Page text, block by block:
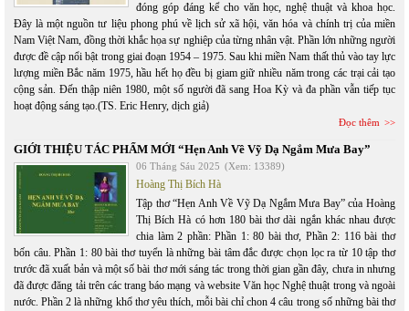
đóng góp đáng kể cho văn học, nghệ thuật và khoa học.
Đây là một nguồn tư liệu phong phú về lịch sử xã hội, văn hóa và chính trị của miền
Nam Việt Nam, đồng thời khắc họa sự nghiệp của từng nhân vật. Phần lớn những người
được đề cập nổi bật trong giai đoạn 1954 – 1975. Sau khi miền Nam thất thủ vào tay lực
lượng miền Bắc năm 1975, hầu hết họ đều bị giam giữ nhiều năm trong các trại cải tạo
cộng sản. Đến thập niên 1980, một số người đã sang Hoa Kỳ và đa phần vẫn tiếp tục
hoạt động sáng tạo.(TS. Eric Henry, dịch giả)
Đọc thêm
GIỚI THIỆU TÁC PHẨM MỚI “Hẹn Anh Về Vỹ Dạ Ngắm Mưa Bay”
06 Tháng Sáu 2025 (Xem: 13389)
Hoàng Thị Bích Hà
Tập thơ “Hẹn Anh Về Vỹ Dạ Ngắm Mưa Bay” của Hoàng
Thị Bích Hà có hơn 180 bài thơ dài ngắn khác nhau được
chia làm 2 phần: Phần 1: 80 bài thơ, Phần 2: 116 bài thơ
bốn câu. Phần 1: 80 bài thơ tuyển là những bài tâm đắc được chọn lọc ra từ 10 tập thơ
trước đã xuất bản và một số bài thơ mới sáng tác trong thời gian gần đây, chưa in nhưng
đã được đăng tải trên các trang báo mạng và website Văn học Nghệ thuật trong và ngoài
nước. Phần 2 là những khổ thơ yêu thích, mỗi bài chỉ chon 4 câu trong số những bài thơ